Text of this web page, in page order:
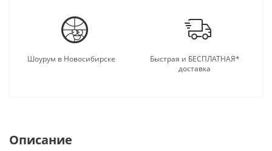
Шоурум в Новосибирске
Быстрая и БЕСПЛАТНАЯ*
доставка
Описание